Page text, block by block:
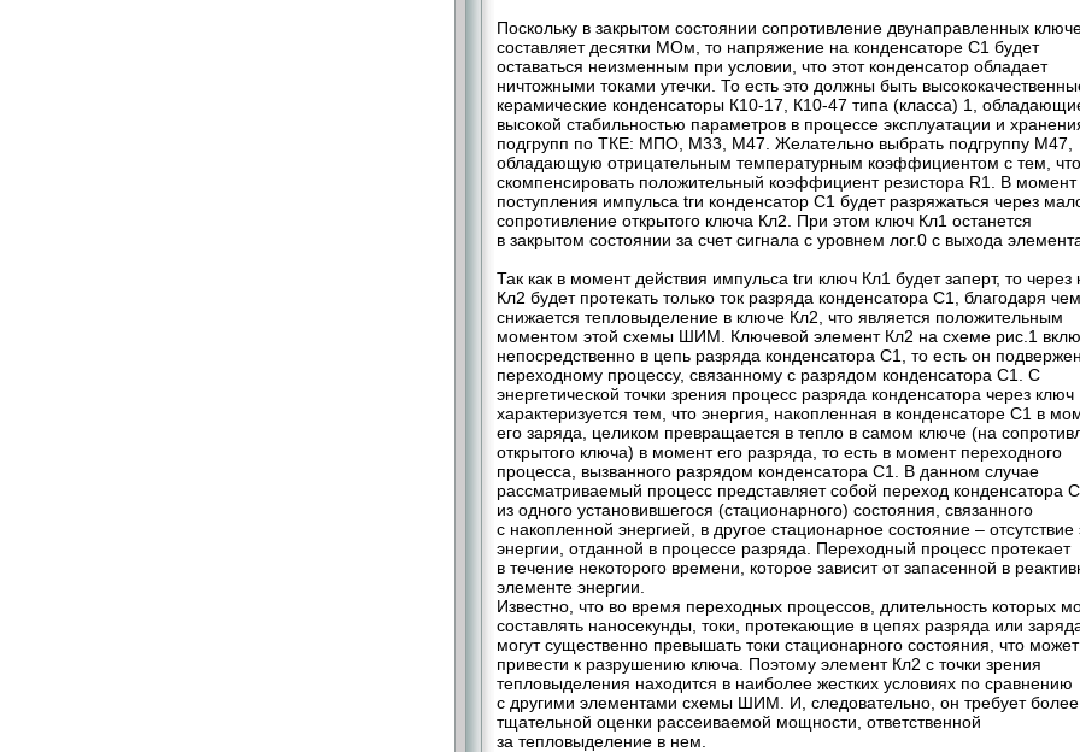
Поскольку в закрытом состоянии сопротивление двунаправленных
составляет десятки МОм, то напряжение на конденсаторе С1 будет
оставаться неизменным при условии, что этот конденсатор обладает
ничтожными токами утечки. То есть это должны быть
керамические конденсаторы К10-17, К10-47 типа (класса) 1,
высокой стабильностью параметров в процессе эксплуатации и
подгрупп по ТКЕ: МПО, М33, М47. Желательно выбрать подгруппу М47,
обладающую отрицательным температурным коэффициентом с тем,
скомпенсировать положительный коэффициент резистора R1. В момент
поступления импульса tги конденсатор С1 будет разряжаться через
сопротивление открытого ключа Кл2. При этом ключ Кл1 останется
в закрытом состоянии за счет сигнала с уровнем лог.0 с выхода
Так как в момент действия импульса tги ключ Кл1 будет заперт, то через
Кл2 будет протекать только ток разряда конденсатора С1, благодаря
снижается тепловыделение в ключе Кл2, что является положительным
моментом этой схемы ШИМ. Ключевой элемент Кл2 на схеме рис.1
непосредственно в цепь разряда конденсатора С1, то есть он подвержен
переходному процессу, связанному с разрядом конденсатора С1. С
энергетической точки зрения процесс разряда конденсатора через ключ
характеризуется тем, что энергия, накопленная в конденсаторе С1 в
его заряда, целиком превращается в тепло в самом ключе (на
открытого ключа) в момент его разряда, то есть в момент переходного
процесса, вызванного разрядом конденсатора С1. В данном случае
рассматриваемый процесс представляет собой переход конденсатора
из одного установившегося (стационарного) состояния, связанного
с накопленной энергией, в другое стационарное состояние – отсутствие
энергии, отданной в процессе разряда. Переходный процесс протекает
в течение некоторого времени, которое зависит от запасенной в
элементе энергии.
Известно, что во время переходных процессов, длительность которых
составлять наносекунды, токи, протекающие в цепях разряда или
могут существенно превышать токи стационарного состояния, что может
привести к разрушению ключа. Поэтому элемент Кл2 с точки зрения
тепловыделения находится в наиболее жестких условиях по сравнению
с другими элементами схемы ШИМ. И, следовательно, он требует более
тщательной оценки рассеиваемой мощности, ответственной
за тепловыделение в нем.